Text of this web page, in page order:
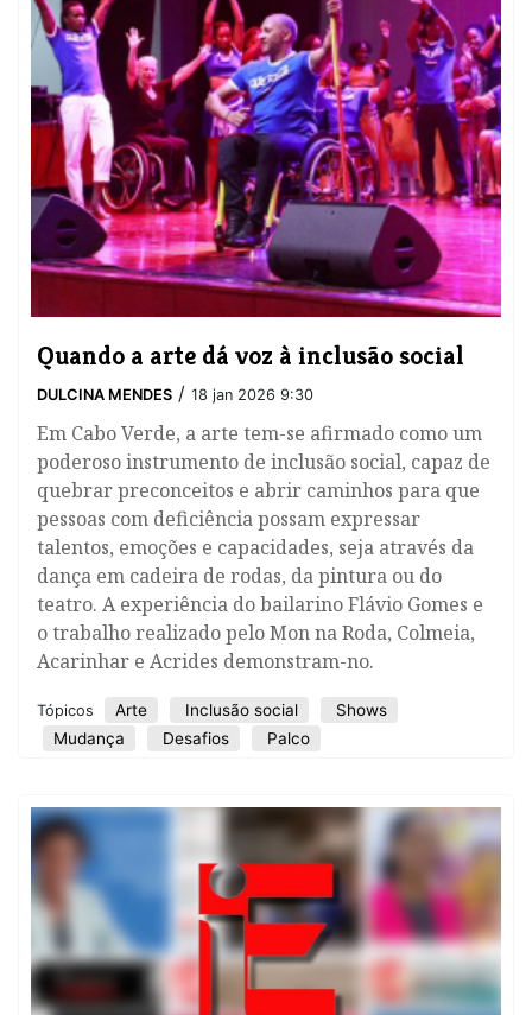
Quando a arte dá voz à inclusão social
DULCINA MENDES / 18 jan 2026 9:30
Em Cabo Verde, a arte tem-se afirmado como um
poderoso instrumento de inclusão social, capaz de
quebrar preconceitos e abrir caminhos para que
pessoas com deficiência possam expressar
talentos, emoções e capacidades, seja através da
dança em cadeira de rodas, da pintura ou do
teatro. A experiência do bailarino Flávio Gomes e
o trabalho realizado pelo Mon na Roda, Colmeia,
Acarinhar e Acrides demonstram-no.
Tópicos Arte Inclusão social
Shows
Mudança
Desafios Palco